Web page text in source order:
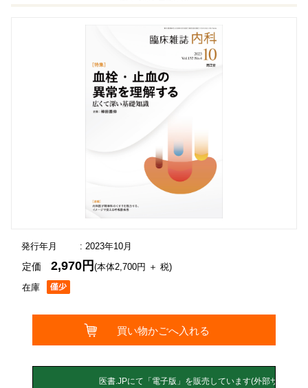
発行年月 : 2023年10月
在庫
定価2,970円(本体2,700円 ＋ 税)